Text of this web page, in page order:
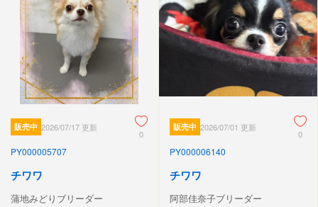
販売中 2026/07/17 更新
0
PY000005707
チワワ
蒲地みどりブリーダー
販売中 2026/07/01 更新
0
PY000006140
チワワ
阿部佳奈子ブリーダー